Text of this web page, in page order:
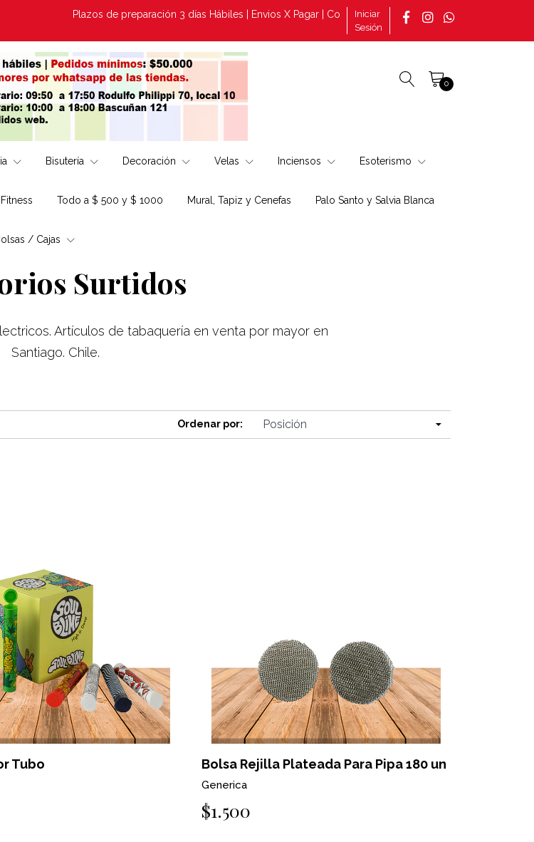
Plazos de preparación 3 días Hábiles | Envios X Pagar | Consultas por pedidos tomado en la página +569
Iniciar
Sesión
0
Bisutería Decoración Velas Inciensos Esoterismo
Fitness Todo a $ 500 y $ 1000 Mural, Tapiz y Cenefas Palo Santo y Salvia Blanca
/ Cajas
Surtidos
Artículos de tabaquería en venta por mayor en
Santiago. Chile.
Ordenar por:
Tubo Bolsa Rejilla Plateada Para Pipa 180 un
Generica
$1.500